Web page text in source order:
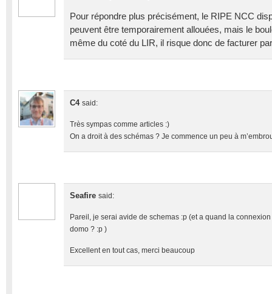
Pour répondre plus précisément, le RIPE NCC
peuvent être temporairement allouées, mais le
même du coté du LIR, il risque donc de facturer
C4 said:
Très sympas comme articles :)
On a droit à des schémas ? Je commence un peu à
Seafire said:
Pareil, je serai avide de schemas :p (et a quand la
domo ? :p )
Excellent en tout cas, merci beaucoup